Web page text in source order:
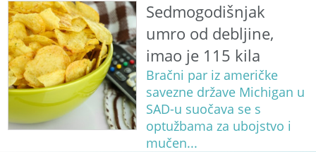
Sedmogodišnjak
umro od debljine,
imao je 115 kila
Bračni par iz američke
savezne države Michigan u
SAD-u suočava se s
optužbama za ubojstvo i
mučen...